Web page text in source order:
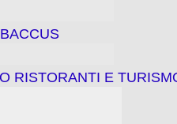
RISTORANTI E